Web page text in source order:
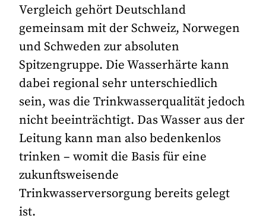
Vergleich gehört Deutschland
gemeinsam mit der Schweiz, Norwegen
und Schweden zur absoluten
Spitzengruppe. Die Wasserhärte kann
dabei regional sehr unterschiedlich
sein, was die Trinkwasserqualität jedoch
nicht beeinträchtigt. Das Wasser aus der
Leitung kann man also bedenkenlos
trinken – womit die Basis für eine
zukunftsweisende
Trinkwasserversorgung bereits gelegt
ist.